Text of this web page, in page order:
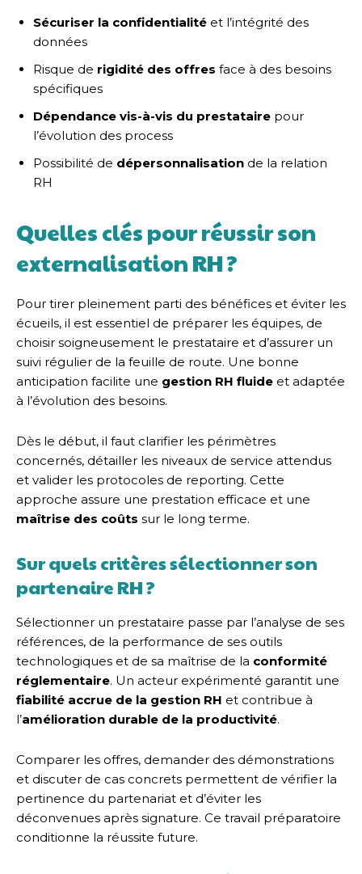
Sécuriser la confidentialité et l’intégrité des
données
Risque de rigidité des offres face à des besoins
spécifiques
Dépendance vis-à-vis du prestataire pour
l’évolution des process
Possibilité de dépersonnalisation de la relation
RH
Quelles clés pour réussir son
externalisation RH ?
Pour tirer pleinement parti des bénéfices et éviter les
écueils, il est essentiel de préparer les équipes, de
choisir soigneusement le prestataire et d’assurer un
suivi régulier de la feuille de route. Une bonne
anticipation facilite une gestion RH fluide et adaptée
à l’évolution des besoins.
Dès le début, il faut clarifier les périmètres
concernés, détailler les niveaux de service attendus
et valider les protocoles de reporting. Cette
approche assure une prestation efficace et une
maîtrise des coûts sur le long terme.
Sur quels critères sélectionner son
partenaire RH ?
Sélectionner un prestataire passe par l’analyse de ses
références, de la performance de ses outils
technologiques et de sa maîtrise de la conformité
réglementaire. Un acteur expérimenté garantit une
fiabilité accrue de la gestion RH et contribue à
l’amélioration durable de la productivité.
Comparer les offres, demander des démonstrations
et discuter de cas concrets permettent de vérifier la
pertinence du partenariat et d’éviter les
déconvenues après signature. Ce travail préparatoire
conditionne la réussite future.